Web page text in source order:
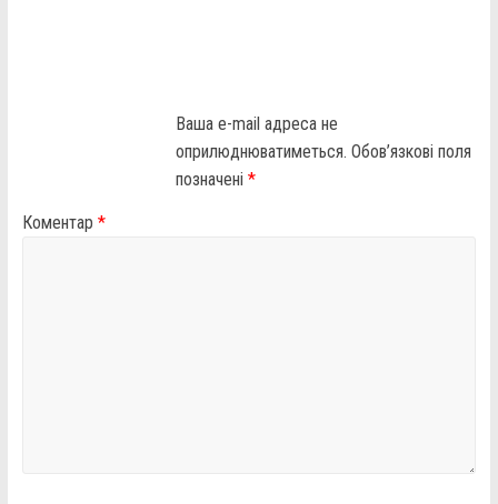
Ваша e-mail адреса не
оприлюднюватиметься. Обов’язкові поля
позначені *
Коментар *